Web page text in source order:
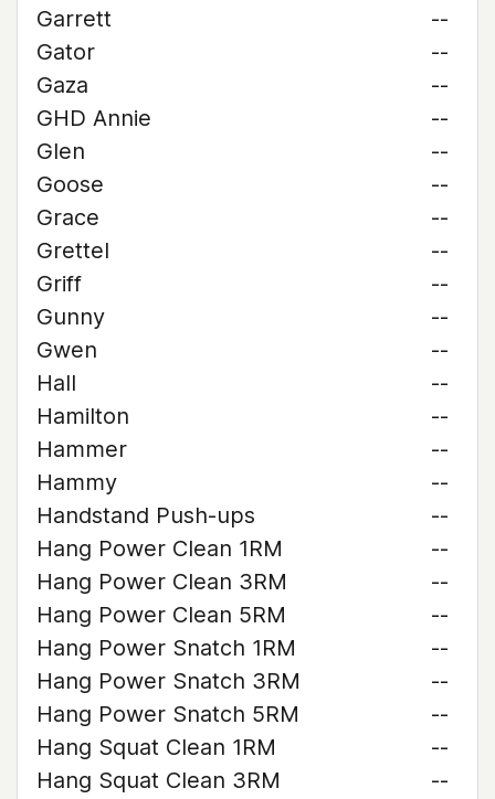
Garrett
--
Gator
--
Gaza
--
GHD Annie
--
Glen
--
Goose
--
Grace
--
Grettel
--
Griff
--
Gunny
--
Gwen
--
Hall
--
Hamilton
--
Hammer
--
Hammy
--
Handstand Push-ups
--
Hang Power Clean 1RM
--
Hang Power Clean 3RM
--
Hang Power Clean 5RM
--
Hang Power Snatch 1RM
--
Hang Power Snatch 3RM
--
Hang Power Snatch 5RM
--
Hang Squat Clean 1RM
--
Hang Squat Clean 3RM
--